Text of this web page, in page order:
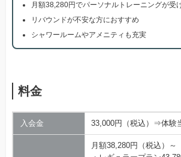
月額38,280円でパーソナルトレーニングが受
リバウンドが不安な方におすすめ
シャワールームやアメニティも充実
料金
入会金 33,000円（税込）⇒体験
月額38,280円（税込）～